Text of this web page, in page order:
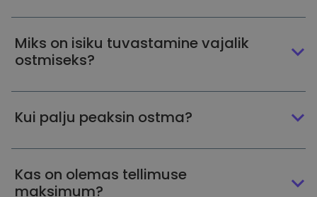
Miks on isiku tuvastamine vajalik
ostmiseks?
Kui palju peaksin ostma?
Kas on olemas tellimuse
maksimum?